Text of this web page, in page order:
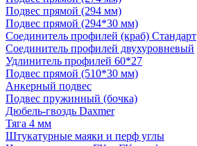
Подвес прямой (294 мм)
Подвес прямой (294*30 мм)
Соединитель профилей (краб) Стандарт
Соединитель профилей двухуровневый
Удлинитель профилей 60*27
Подвес прямой (510*30 мм)
Анкерный подвес
Подвес пружинный (бочка)
Дюбель-гвоздь Daxmer
Тяга 4 мм
Штукатурные маяки и перф углы